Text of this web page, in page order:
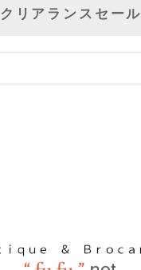
クリアランスセール